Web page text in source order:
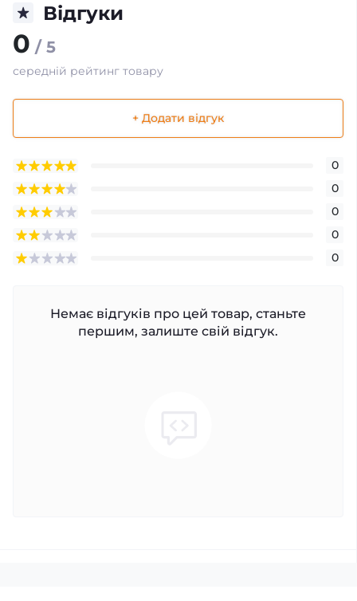
Відгуки
0 / 5
середній рейтинг товару
+ Додати відгук
0
0
0
0
0
Немає відгуків про цей товар, станьте
першим, залиште свій відгук.